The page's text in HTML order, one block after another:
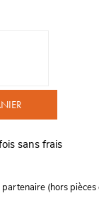
sans frais
(hors pièces